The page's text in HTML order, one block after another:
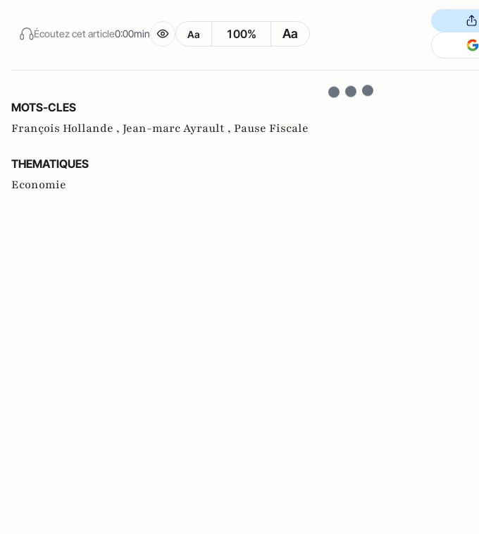
Écoutez cet article0:00min Aa 100% Aa
MOTS-CLES
François Hollande , Jean-marc Ayrault , Pause Fiscale
THEMATIQUES
Economie